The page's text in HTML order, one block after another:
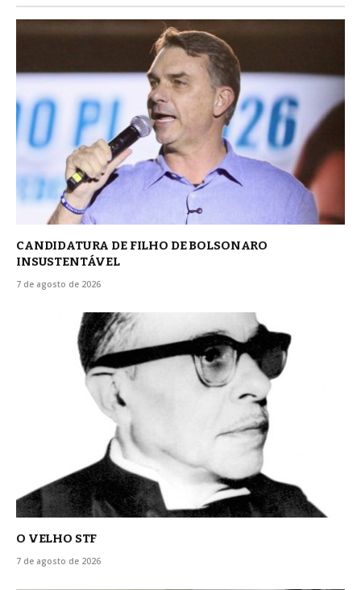
CANDIDATURA DE FILHO DE BOLSONARO
INSUSTENTÁVEL
7 de agosto de 2026
O VELHO STF
7 de agosto de 2026